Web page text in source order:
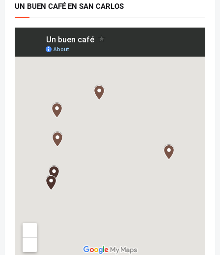
UN BUEN CAFÉ EN SAN CARLOS